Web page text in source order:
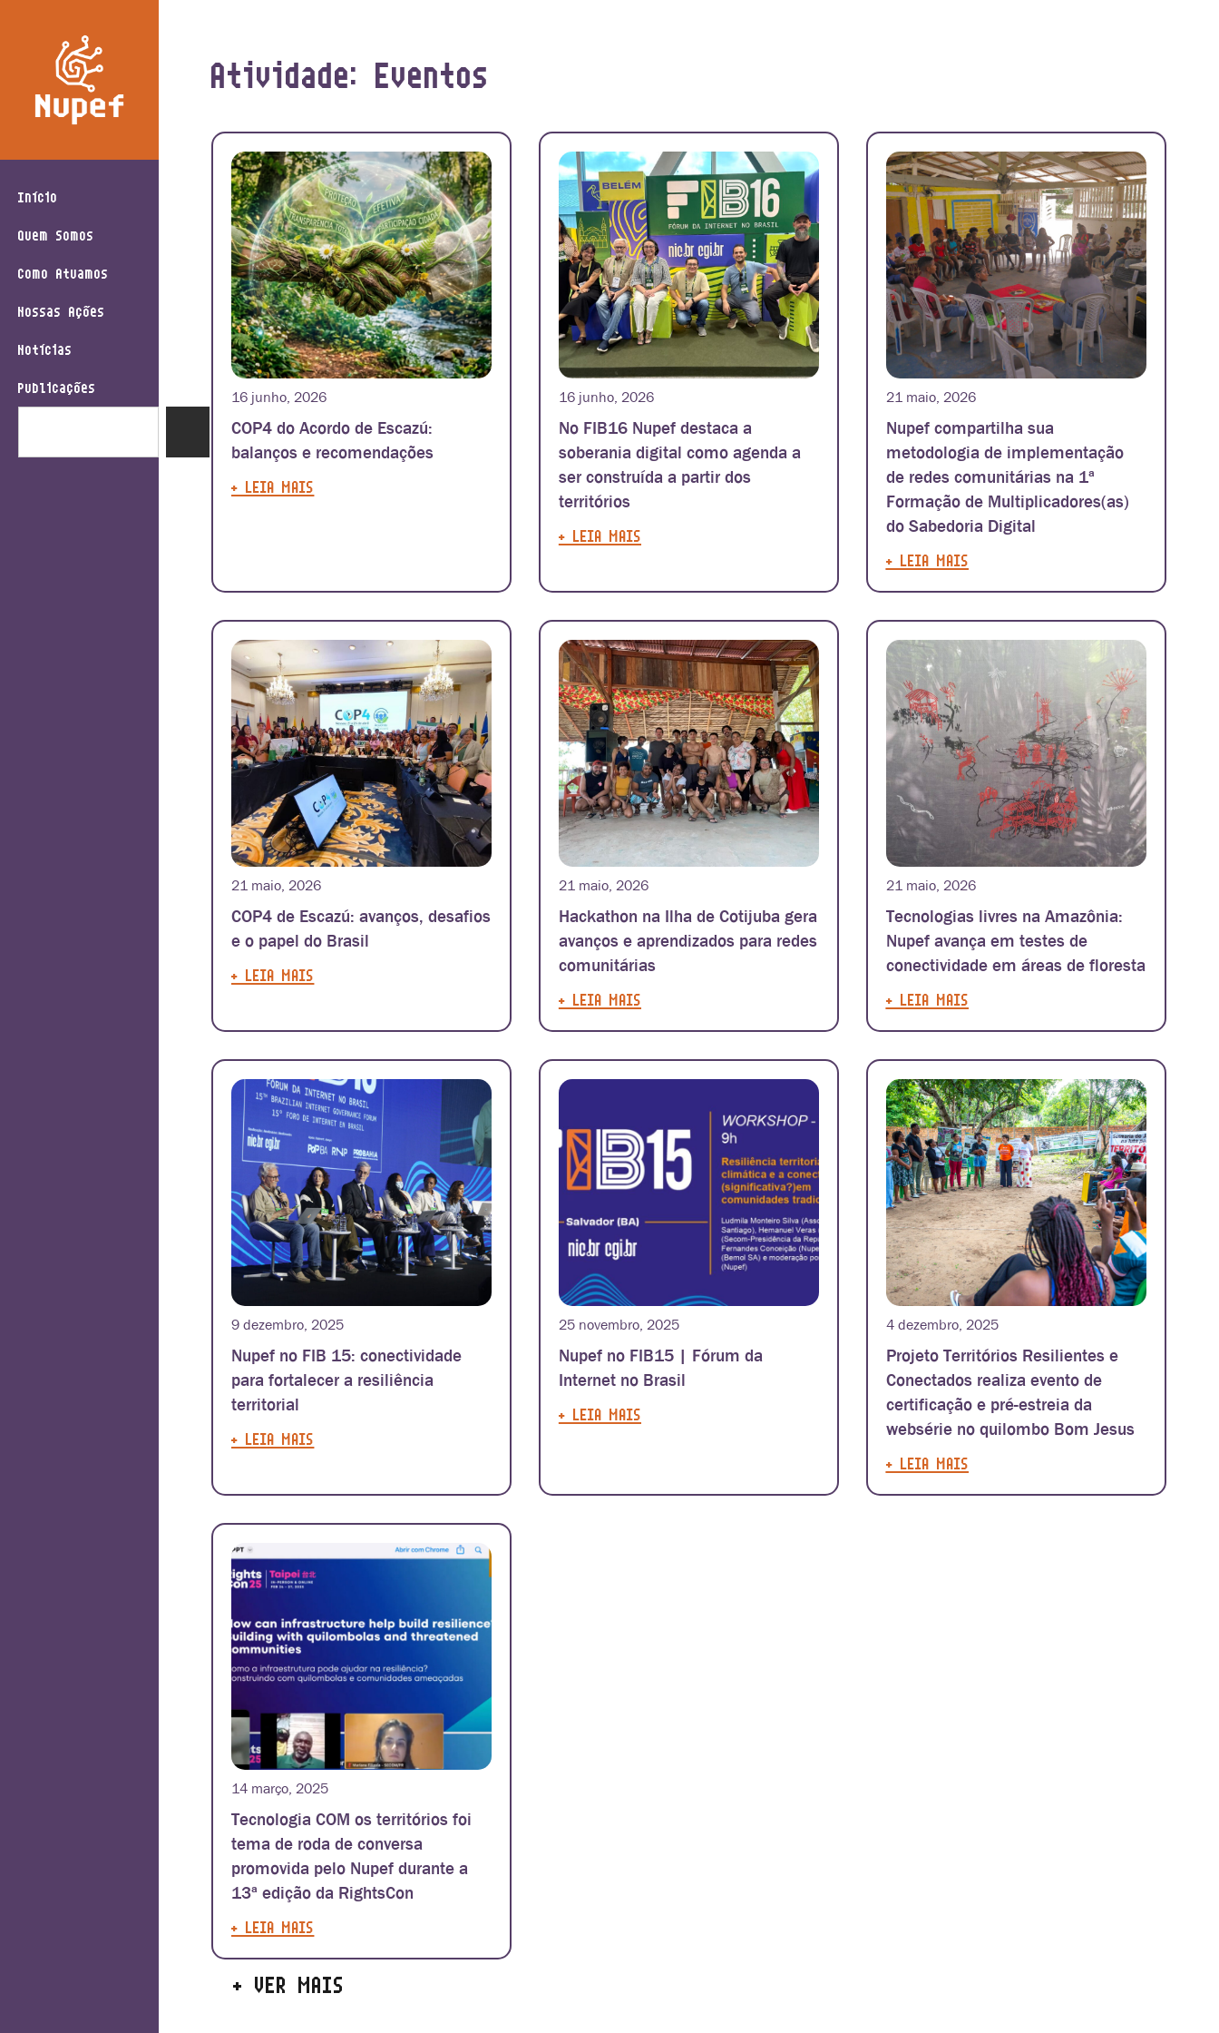
Início
Quem Somos
Como Atuamos
Nossas Ações
Notícias
Publicações
Atividade: Eventos
16 junho, 2026
COP4 do Acordo de Escazú:
balanços e recomendações
+ LEIA MAIS
16 junho, 2026
No FIB16 Nupef destaca a
soberania digital como agenda a
ser construída a partir dos
territórios
+ LEIA MAIS
21 maio, 2026
Nupef compartilha sua
metodologia de implementação
de redes comunitárias na 1ª
Formação de Multiplicadores(as)
do Sabedoria Digital
+ LEIA MAIS
21 maio, 2026
COP4 de Escazú: avanços, desafios
e o papel do Brasil
+ LEIA MAIS
21 maio, 2026
Hackathon na Ilha de Cotijuba gera
avanços e aprendizados para redes
comunitárias
+ LEIA MAIS
21 maio, 2026
Tecnologias livres na Amazônia:
Nupef avança em testes de
conectividade em áreas de floresta
+ LEIA MAIS
9 dezembro, 2025
Nupef no FIB 15: conectividade
para fortalecer a resiliência
territorial
+ LEIA MAIS
25 novembro, 2025
Nupef no FIB15 | Fórum da
Internet no Brasil
+ LEIA MAIS
4 dezembro, 2025
Projeto Territórios Resilientes e
Conectados realiza evento de
certificação e pré-estreia da
websérie no quilombo Bom Jesus
+ LEIA MAIS
14 março, 2025
Tecnologia COM os territórios foi
tema de roda de conversa
promovida pelo Nupef durante a
13ª edição da RightsCon
+ LEIA MAIS
+ VER MAIS